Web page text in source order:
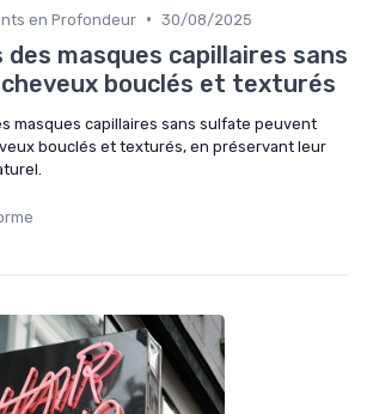
en Profondeur • 30/08/2025
masques capillaires sans
bouclés et texturés
masques capillaires sans sulfate peuvent
bouclés et texturés, en préservant leur